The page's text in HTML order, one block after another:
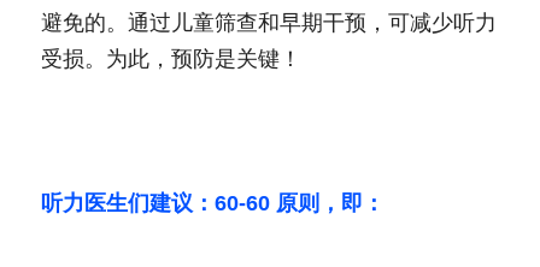
避免的。通过儿童筛查和早期干预，可减少听力
受损。为此，预防是关键！
听力医生们建议：60-60 原则，即：